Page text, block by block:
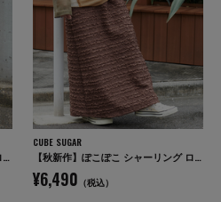
【秋新作】ぽこぽこ シャーリング ロング スカート
CUBE SUGAR
【秋新作】ぽこぽこ シャーリング ロング スカート
¥6,490 （税込）